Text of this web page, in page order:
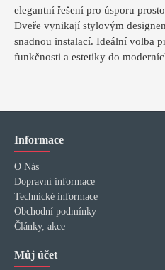
elegantní řešení pro úsporu
Dveře vynikají stylovým
snadnou instalací. Ideální volba
funkčnosti a estetiky do
Informace
O Nás
Dopravní informace
Technické informace
Obchodní podmínky
Články, akce
Můj účet